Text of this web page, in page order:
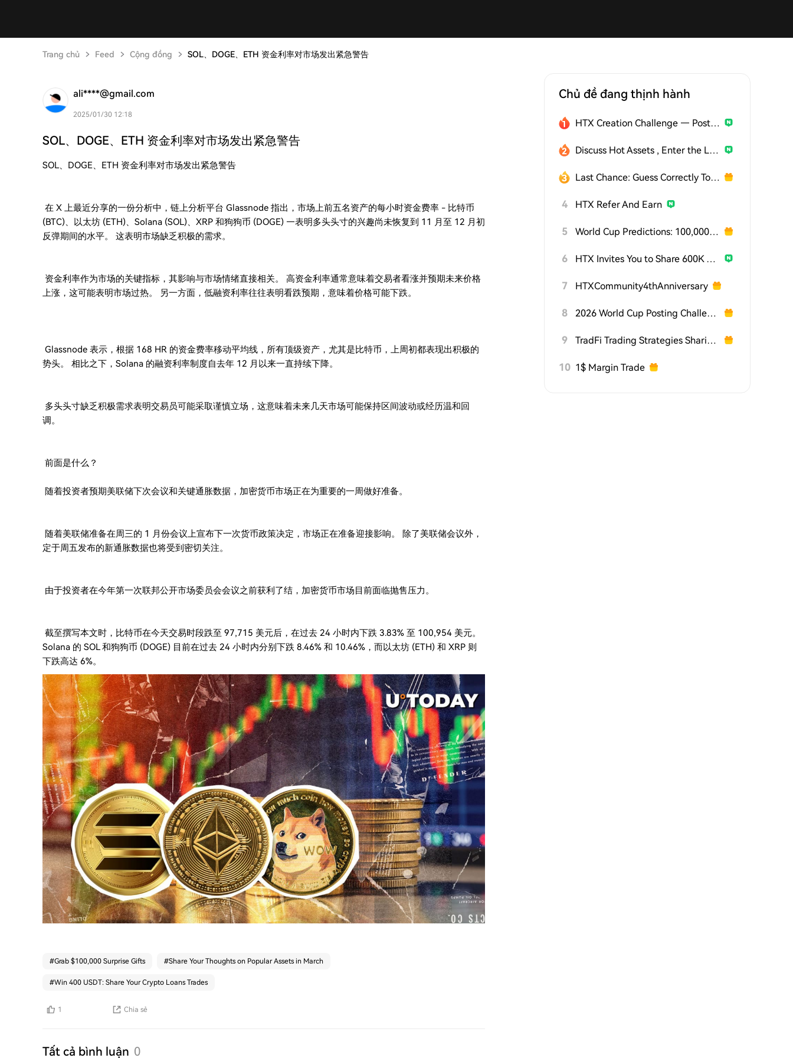
Trang chủ Feed Cộng đồng SOL、DOGE、ETH 资金利率对市场发出紧急警告
ali****@gmail.com
2025/01/30 12:18
SOL、DOGE、ETH 资金利率对市场发出紧急警告
SOL、DOGE、ETH 资金利率对市场发出紧急警告
在 X 上最近分享的一份分析中，链上分析平台 Glassnode 指出，市场上前五名资产的每小时资金费率 - 比特币
(BTC)、以太坊 (ETH)、Solana (SOL)、XRP 和狗狗币 (DOGE) —表明多头头寸的兴趣尚未恢复到 11 月至 12 月初
反弹期间的水平。 这表明市场缺乏积极的需求。
资金利率作为市场的关键指标，其影响与市场情绪直接相关。 高资金利率通常意味着交易者看涨并预期未来价格
上涨，这可能表明市场过热。 另一方面，低融资利率往往表明看跌预期，意味着价格可能下跌。
Glassnode 表示，根据 168 HR 的资金费率移动平均线，所有顶级资产，尤其是比特币，上周初都表现出积极的
势头。 相比之下，Solana 的融资利率制度自去年 12 月以来一直持续下降。
多头头寸缺乏积极需求表明交易员可能采取谨慎立场，这意味着未来几天市场可能保持区间波动或经历温和回
调。
前面是什么？
随着投资者预期美联储下次会议和关键通胀数据，加密货币市场正在为重要的一周做好准备。
随着美联储准备在周三的 1 月份会议上宣布下一次货币政策决定，市场正在准备迎接影响。 除了美联储会议外，
定于周五发布的新通胀数据也将受到密切关注。
由于投资者在今年第一次联邦公开市场委员会会议之前获利了结，加密货币市场目前面临抛售压力。
截至撰写本文时，比特币在今天交易时段跌至 97,715 美元后，在过去 24 小时内下跌 3.83% 至 100,954 美元。
Solana 的 SOL 和狗狗币 (DOGE) 目前在过去 24 小时内分别下跌 8.46% 和 10.46%，而以太坊 (ETH) 和 XRP 则
下跌高达 6%。
#Grab $100,000 Surprise Gifts #Share Your Thoughts on Popular Assets in March
#Win 400 USDT: Share Your Crypto Loans Trades
1 Chia sẻ
Tất cả bình luận 0
Chủ đề đang thịnh hành
HTX Creation Challenge — Post and Win 1,500U
Discuss Hot Assets , Enter the Lucky Draw
Last Chance: Guess Correctly Today and Win More
4 HTX Refer And Earn
5 World Cup Predictions: 100,000 USDT Daily
6 HTX Invites You to Share 600K USDT in Gift Packs
7 HTXCommunity4thAnniversary
8 2026 World Cup Posting Challenge on HTX Square
9 TradFi Trading Strategies Sharing Challenge
10 1$ Margin Trade